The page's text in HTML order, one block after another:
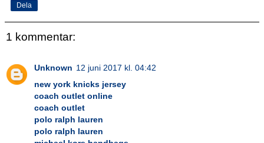
Dela
1 kommentar:
Unknown 12 juni 2017 kl. 04:42
new york knicks jersey
coach outlet online
coach outlet
polo ralph lauren
polo ralph lauren